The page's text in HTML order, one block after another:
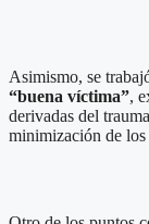
Asimismo, se
“buena víctima”,
derivadas del
minimización de